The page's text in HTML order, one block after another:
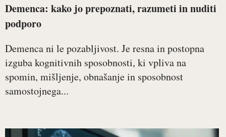
Demenca: kako jo prepoznati, razumeti in nuditi
podporo
Demenca ni le pozabljivost. Je resna in postopna
izguba kognitivnih sposobnosti, ki vpliva na
spomin, mišljenje, obnašanje in sposobnost
samostojnega...